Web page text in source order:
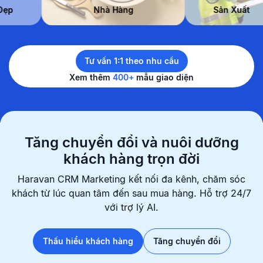
Đẹp Nhà Hàng Sản
Tư vấn 1:1 theo nhu cầu
Xem thêm 400+ mẫu giao diện
Tăng chuyển đổi và nuôi dưỡng
khách hàng trọn đời
Haravan CRM Marketing kết nối đa kênh, chăm sóc
khách từ lúc quan tâm đến sau mua hàng. Hỗ trợ 24/7
với trợ lý AI.
Thấu hiểu khách hàng Tăng chuyển đổi